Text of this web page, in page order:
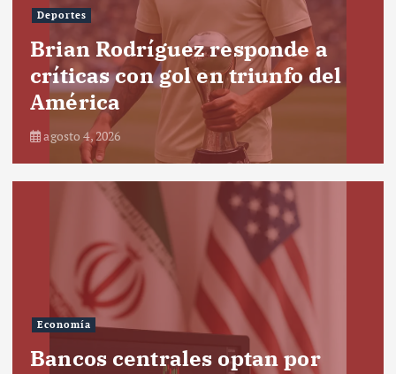
Deportes
Brian Rodríguez responde a
críticas con gol en triunfo del
América
agosto 4, 2026
Economía
Bancos centrales optan por